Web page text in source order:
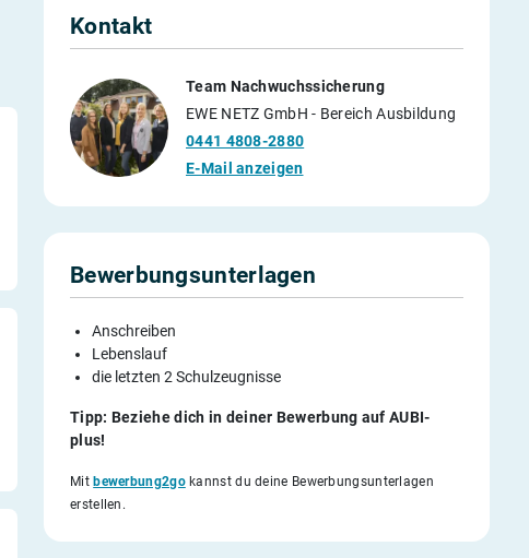
Kontakt
Team Nachwuchssicherung
EWE NETZ GmbH - Bereich Ausbildung
0441 4808-2880
E-Mail anzeigen
Bewerbungsunterlagen
Anschreiben
Lebenslauf
die letzten 2 Schulzeugnisse
Tipp: Beziehe dich in deiner Bewerbung auf AUBI-
plus!
Mitbewerbung2gokannst du deine Bewerbungsunterlagen
erstellen.